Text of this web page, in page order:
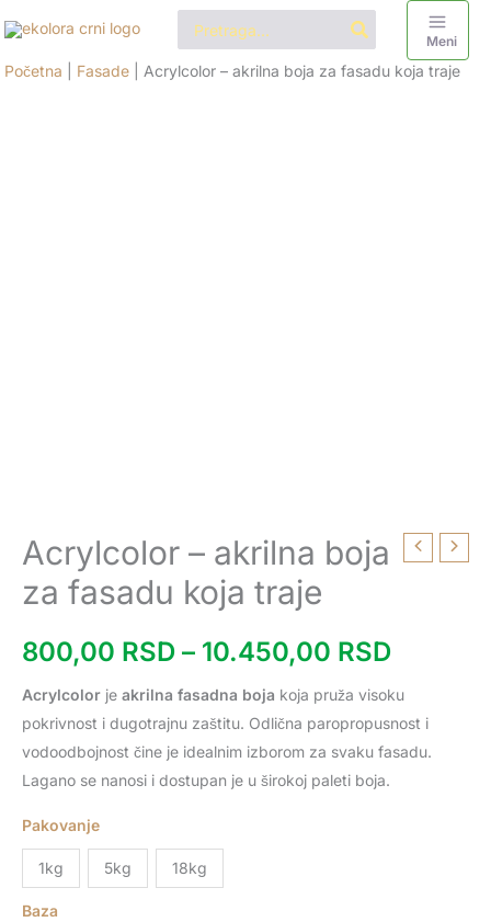
na
sadržaj
for:
Meni
Početna Fasade Acrylcolor – akrilna boja za fasadu koja traje
Acrylcolor – akrilna boja
za fasadu koja traje
800,00 RSD – 10.450,00 RSD
Raspon
od
800,00
do
Acrylcolor je akrilna fasadna boja koja pruža visoku
pokrivnost i dugotrajnu zaštitu. Odlična paropropusnost i
vodoodbojnost čine je idealnim izborom za svaku fasadu.
Lagano se nanosi i dostupan je u širokoj paleti boja.
Pakovanje
1kg 5kg 18kg
Baza
Acrylcolor
akrilna
za
fasadu
koja
traje
količina